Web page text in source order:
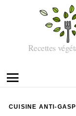
Recettes
Menu
CUISINE ANTI-